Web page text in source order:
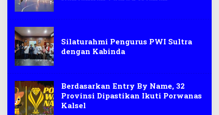
Silaturahmi Pengurus PWI Sultra
dengan Kabinda
Berdasarkan Entry By Name, 32
Provinsi Dipastikan Ikuti Porwanas
Kalsel